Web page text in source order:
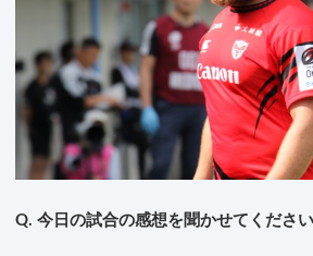
Q. 今日の試合の感想を聞かせてください